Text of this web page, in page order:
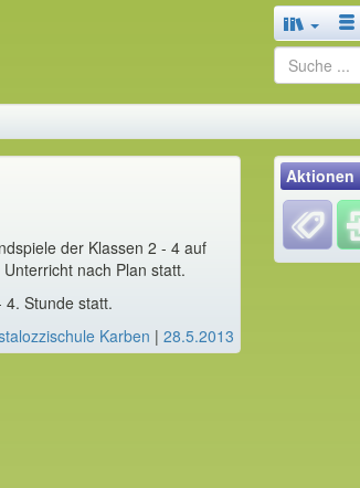
der Klassen 2 - 4 auf
nach Plan statt.
Stunde statt.
Karben | 28.5.2013
Aktionen